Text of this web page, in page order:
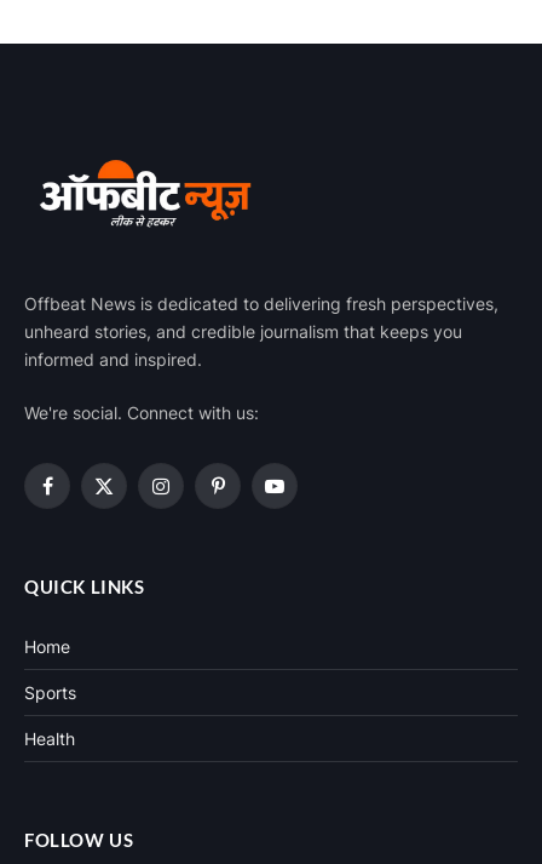
Offbeat News is dedicated to delivering fresh perspectives,
unheard stories, and credible journalism that keeps you
informed and inspired.
We're social. Connect with us:
Facebook
X
InstagramPinterestYouTube
QUICK LINKS
Home
Sports
Health
FOLLOW US